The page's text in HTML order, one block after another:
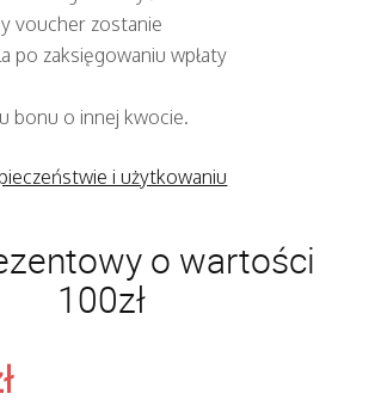
voucher zostanie
po zaksięgowaniu wpłaty
bonu o innej kwocie.
i użytkowaniu
o wartości
100zł